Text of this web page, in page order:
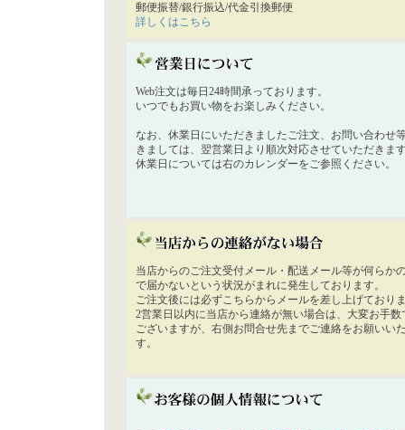
郵便振替/銀行振込/代金引換郵便
詳しくはこちら
Web注文は毎日24時間承っております。
いつでもお買い物をお楽しみください。
なお、休業日にいただきましたご注文、お問い合わせ
きましては、翌営業日より順次対応させていただきま
休業日については右のカレンダーをご参照ください。
当店からのご注文受付メール・配送メール等が何らか
で届かないという状況がまれに発生しております。
ご注文後には必ずこちらからメールを差し上げており
2営業日以内に当店から連絡が無い場合は、大変お手数
ございますが、右側お問合せ先までご連絡をお願いい
す。